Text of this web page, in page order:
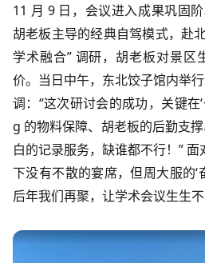
11 月 9 日，会议进入成果巩固
胡老板主导的经典自驾模式，赴
学术融合” 调研，胡老板对景区
价。当日中午，东北饺子馆内举
调：“这次研讨会的成功，关键
g 的物料保障、胡老板的后勤支
白的记录服务，缺谁都不行！”
下没有不散的宴席，但周大服的‘
后年我们再聚，让学术会议生生